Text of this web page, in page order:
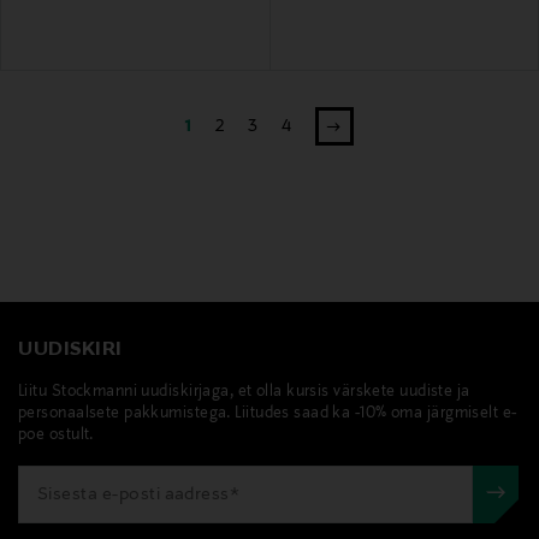
1 2 3 4
UUDISKIRI
Liitu Stockmanni uudiskirjaga, et olla kursis värskete uudiste ja
personaalsete pakkumistega. Liitudes saad ka -10% oma järgmiselt e-
poe ostult.